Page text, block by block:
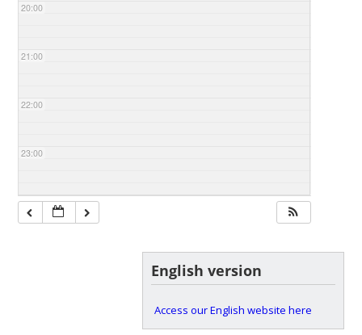
20:00
21:00
22:00
23:00
English version
Access our English website here